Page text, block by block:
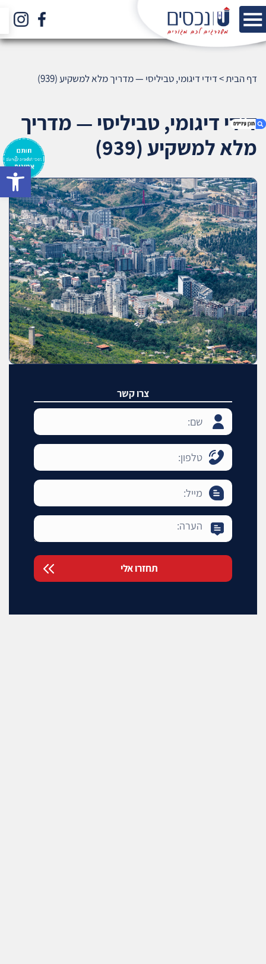
(939)
2. אודות U נכסים
3. שאלתם ? ענינו !
דף הבית>דידי דיגומי, טביליסי — מדריך מלא למשקיע (939)
דידי דיגומי, טביליסי — מדריך
מלא למשקיע (939)
צרו קשר